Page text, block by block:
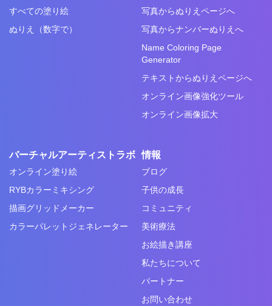
すべての塗り絵
ぬりえ（数字で）
写真からぬりえページへ
写真からナンバーぬりえへ
Name Coloring Page
Generator
テキストからぬりえページへ
オンライン画像強化ツール
オンライン画像拡大
バーチャルアーティストラボ
オンライン塗り絵
RYBカラーミキシング
描画グリッドメーカー
カラーパレットジェネレーター
情報
ブログ
子供の成長
コミュニティ
美術療法
お絵描き講座
私たちについて
パートナー
お問い合わせ